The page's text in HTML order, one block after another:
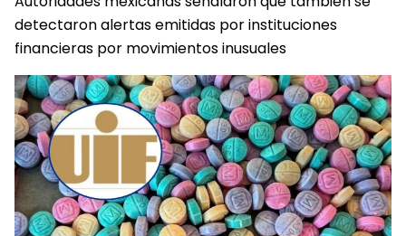
detectaron alertas emitidas por instituciones
financieras por movimientos inusuales